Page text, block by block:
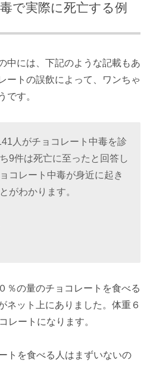
で実際に死亡する例
中には、下記のような記載もあ
ートの誤飲によって、ワンちゃ
です。
人がチョコレート中毒を診
9件は死亡に至ったと回答し
コレート中毒が身近に起き
がわかります。
％の量のチョコレートを食べる
ネット上にありました。体重６
レートになります。
トを食べる人はまずいないの